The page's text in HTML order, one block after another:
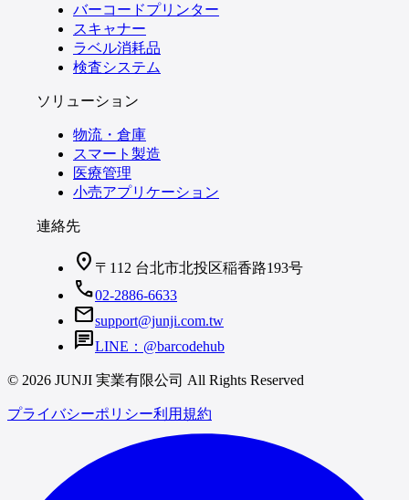
バーコードプリンター
スキャナー
ラベル消耗品
検査システム
ソリューション
物流・倉庫
スマート製造
医療管理
小売アプリケーション
連絡先
location_on 〒112 台北市北投区稲香路193号
call02-2886-6633
mailsupport@junji.com.tw
chatLINE：@barcodehub
© 2026 JUNJI 実業有限公司 All Rights Reserved
プライバシーポリシー利用規約